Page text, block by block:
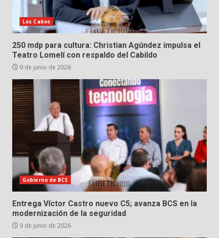
Los Cabos
250 mdp para cultura: Christian Agúndez impulsa el
Teatro Lomelí con respaldo del Cabildo
9 de junio de 2026
Gobierno de BCS
Entrega Víctor Castro nuevo C5; avanza BCS en la
modernización de la seguridad
9 de junio de 2026